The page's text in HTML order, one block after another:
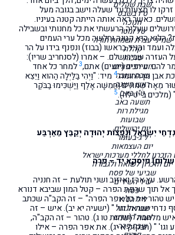
שבת שקלים
ט״ו בשבט
חנוכה
טל ומטר
שמיני עצרת ושמחת תורה
קהלת
סוכות
יום הכיפורים
שבת שובה
ראש השנה
ט"ו באב
תשעה באב
מגילת רות
שבועות
יום ירושלים
ל״ג-בעומר
יום העצמאות
הזכרון לחללי מערכות ישראל
יום הזכרון לשואה ולגבורה
שביעי של פסח
שיר השירים
פסח
ליל הסדר
שבת הגדול
שבת החודש
שבת פרה
זרקו לו מצעות עד שעלה וישב בגובה מעל
כאשר ראה אותה הייתה קטנה בעיניו.
שעליה הרעשתי את כל מחנותי ובשבילה
הלוא היא קטנה וחלשה מכל ערי העמים
ועמד והניד בראשו (בבוז) ונפנף בידו על הר
העזרה שבירושלם. – אמרו (לסנחריב שריו):
להם: עייפים (יגעים) אתם,3 למחר כל אחד
אבן מן החומה.4 מיד: "וַיְהִי בַּלַּיְלָה הַהוּא וַיֵּצֵא
מֵאָה שְׁמוֹנִים וַחֲמִשָּׁה אָלֶף וַיַּשְׁכִּימוּ בַבֹּקֶר
(מלכים ב יט לה).5
יִשְׂרָאֵל וּנְפֻצוֹת יְהוּדָה יְקַבֵּץ מֵאַרְבַּע
פיסקא יד – פרה
עץ ארז ואיזוב ושני תולעת – זה חנניה
אל תוך שרפת הפרה – קטל המון שביבא דנורא
טהור את כל אפר הפרה" – זה הקב"ה שכתב
נדחי ישראל וגו' " (ישעיה יא יב). איש – זה
מלחמה" (שמות טו ג). טהור – זה הקב"ה,
וגו' " (חבקוק א יג). את אפר הפרה – אילו